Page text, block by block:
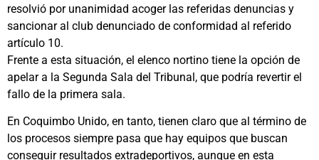
resolvió por unanimidad acoger las referidas denuncias y
sancionar al club denunciado de conformidad al referido
artículo 10.
Frente a esta situación, el elenco nortino tiene la opción de
apelar a la Segunda Sala del Tribunal, que podría revertir el
fallo de la primera sala.
En Coquimbo Unido, en tanto, tienen claro que al término de
los procesos siempre pasa que hay equipos que buscan
conseguir resultados extradeportivos, aunque en esta